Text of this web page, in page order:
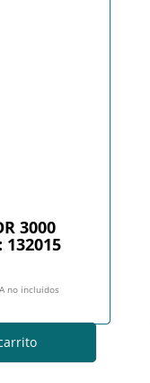
3000
132015
no incluidos